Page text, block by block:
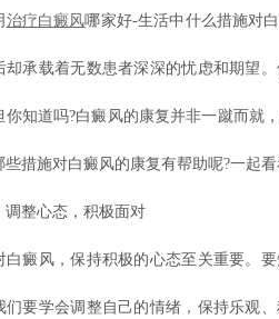
治疗白癜风哪家好-生活中什么措施对
却承载着无数患者深深的忧虑和期望
你知道吗?白癜风的康复并非一蹴而就
些措施对白癜风的康复有帮助呢?一起
整心态，积极面对
风，保持积极的心态至关重要。要
们要学会调整自己的情绪，保持乐观